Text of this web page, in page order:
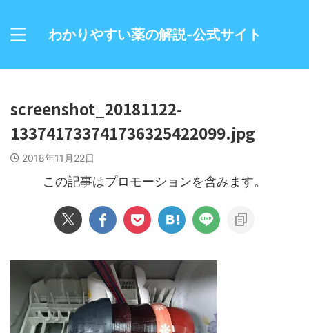
わかりやすい薬の解説-公式サイト
screenshot_20181122-
133741733741736325422099.jpg
2018年11月22日
この記事はプロモーションを含みます。